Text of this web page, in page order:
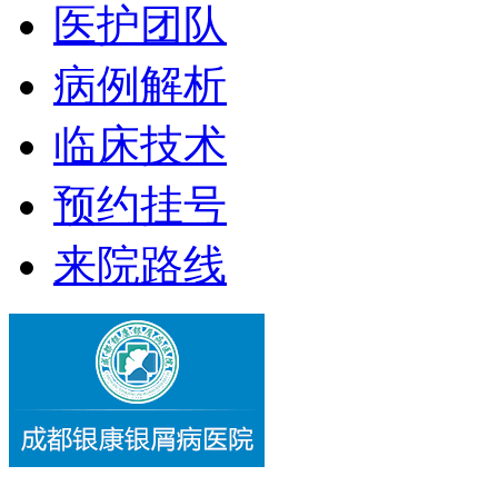
医护团队
病例解析
临床技术
预约挂号
来院路线